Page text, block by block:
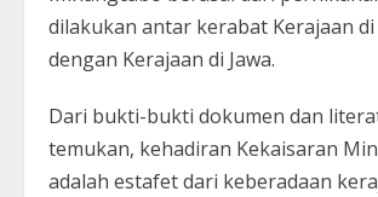
dilakukan antar kerabat Kerajaan
dengan Kerajaan di Jawa.
Dari bukti-bukti dokumen dan
temukan, kehadiran Kekaisaran
adalah estafet dari keberadaan